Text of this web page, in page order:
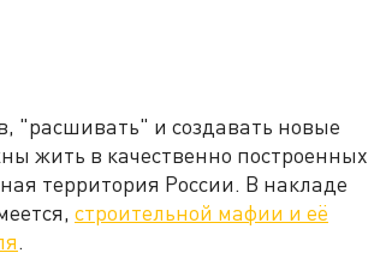
"расшивать" и создавать новые
жить в качественно построенных
территория России. В накладе
строительной мафии и её
.